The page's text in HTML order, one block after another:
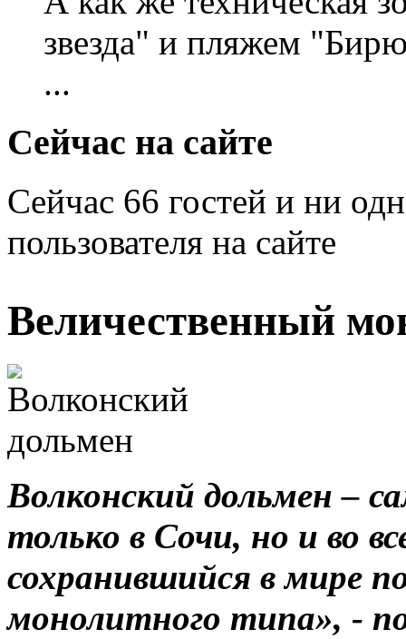
звезда" и пляжем
...
Сейчас на сайте
Сейчас 66 гостей и ни
пользователя на сайте
Величественный
Волконский дольмен –
только в Сочи, но и во
сохранившийся в мире
монолитного типа», -